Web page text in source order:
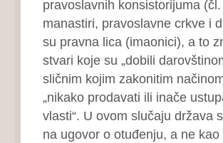
pravoslavnih konsistorijuma
manastiri, pravoslavne crkve i
su pravna lica (imaonici), a to
stvari koje su „dobili
sličnim kojim zakonitim
„nikako prodavati ili inače
vlasti“. U ovom slučaju država
na ugovor o otuđenju, a ne